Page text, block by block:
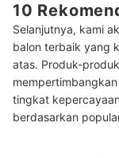
10
Selanjutnya, kami
balon terbaik yang
atas. Produk-
tingkat
berdasarkan